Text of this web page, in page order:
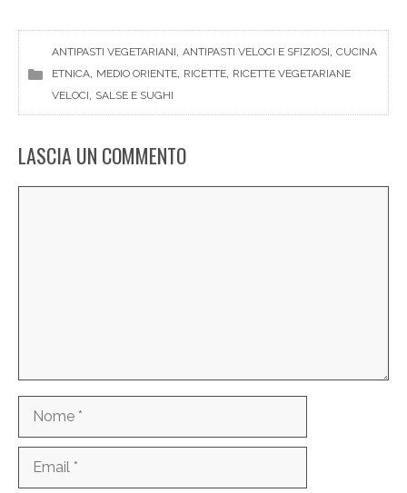
ANTIPASTI VEGETARIANI, ANTIPASTI VELOCI E SFIZIOSI, CUCINA
ETNICA, MEDIO ORIENTE, RICETTE, RICETTE VEGETARIANE
VELOCI, SALSE E SUGHI
LASCIA UN COMMENTO